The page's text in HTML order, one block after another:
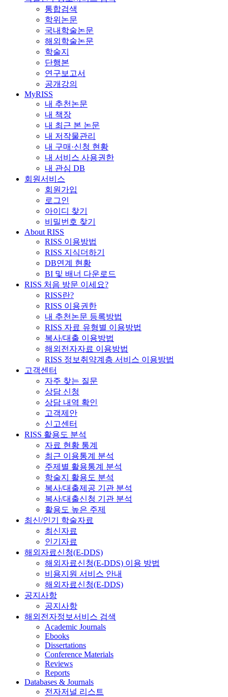
통합검색
학위논문
국내학술논문
해외학술논문
학술지
단행본
연구보고서
공개강의
MyRISS
내 추천논문
내 책장
내 최근 본 논문
내 저작물관리
내 구매·신청 현황
내 서비스 사용권한
내 관심 DB
회원서비스
회원가입
로그인
아이디 찾기
비밀번호 찾기
About RISS
RISS 이용방법
RISS 지식더하기
DB연계 현황
BI 및 배너 다운로드
RISS 처음 방문 이세요?
RISS란?
RISS 이용권한
내 추천논문 등록방법
RISS 자료 유형별 이용방법
복사/대출 이용방법
해외전자자료 이용방법
RISS 정보취약계층 서비스 이용방법
고객센터
자주 찾는 질문
상담 신청
상담 내역 확인
고객제안
신고센터
RISS 활용도 분석
자료 현황 통계
최근 이용통계 분석
주제별 활용통계 분석
학술지 활용도 분석
복사/대출제공 기관 분석
복사/대출신청 기관 분석
활용도 높은 주제
최신/인기 학술자료
최신자료
인기자료
해외자료신청(E-DDS)
해외자료신청(E-DDS) 이용 방법
비용지원 서비스 안내
해외자료신청(E-DDS)
공지사항
공지사항
해외전자정보서비스 검색
Academic Journals
Ebooks
Dissertations
Conference Materials
Reviews
Reports
Databases & Journals
전자저널 리스트